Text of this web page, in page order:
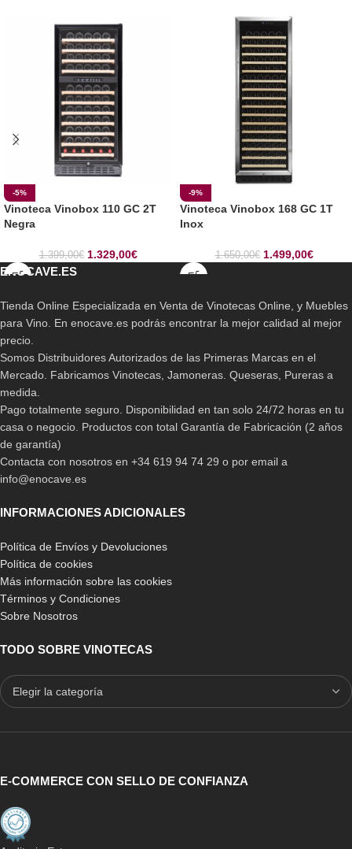
-5%
Vinoteca Vinobox 110 GC 2T
Negra
1.399,00€ 1.329,00€
-9%
Vinoteca Vinobox 168 GC 1T
Inox
1.650,00€ 1.499,00€
ENOCAVE.ES
Tienda Online Especializada en Venta de Vinotecas Online, y Muebles
para Vino. En enocave.es podrás encontrar la mejor calidad al mejor
precio.
Somos Distribuidores Autorizados de las Primeras Marcas en el
Mercado. Fabricamos Vinotecas, Jamoneras. Queseras, Pureras a
medida.
Pago totalmente seguro. Disponibilidad en tan solo 24/72 horas en tu
casa o negocio. Productos con total Garantía de Fabricación (2 años
de garantía)
Contacta con nosotros en +34 619 94 74 29 o por email a
info@enocave.es
INFORMACIONES ADICIONALES
Política de Envíos y Devoluciones
Política de cookies
Más información sobre las cookies
Términos y Condiciones
Sobre Nosotros
TODO SOBRE VINOTECAS
E-COMMERCE CON SELLO DE CONFIANZA